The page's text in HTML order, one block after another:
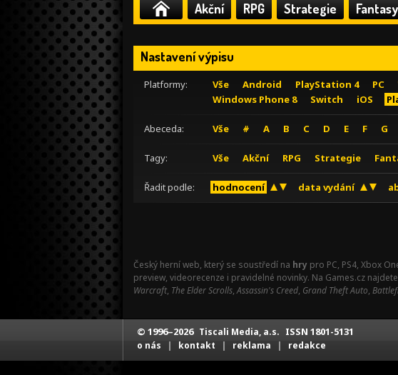
Akční RPG Strategie Fantasy
Nastavení výpisu
Platformy: Vše Android PlayStation 4 PC
Windows Phone 8
Switch iOS
Abeceda: Vše # A B C D E F G
Tagy: Vše Akční RPG Strategie
Řadit podle: hodnocení data vydání
Český herní web, který se soustředí na hry pro PC, PS4, Xbox
preview, videorecenze i pravidelné novinky. Na Games.cz
Warcraft, The Elder Scrolls,Assassin's Creed, Grand Theft Auto,
© 1996–2026 Tiscali Media, a.s. ISSN 1801-5131
o nás | kontakt | reklama | redakce